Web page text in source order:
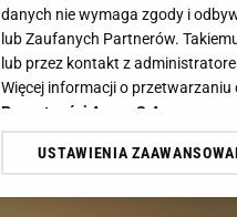
zamienić się w małą
danych nie wymaga zgody i
lub Zaufanych Partnerów.
lub przez kontakt z
Więcej informacji o
Prywatności Agora S.A.
Klikając „Akceptuję” wyrażasz
USTAWIENIA